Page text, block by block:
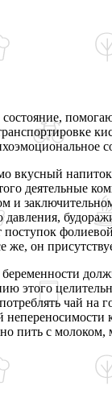
вкусный
деятельные
и
он
этого
чай на
пить с